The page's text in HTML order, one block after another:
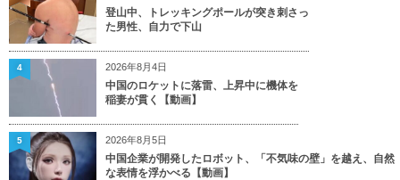
登山中、トレッキングポールが突き刺さっ
た男性、自力で下山
2026年8月4日
中国のロケットに落雷、上昇中に機体を
稲妻が貫く【動画】
4
2026年8月5日
中国企業が開発したロボット、「不気味の壁」を越え、自然
な表情を浮かべる【動画】
5